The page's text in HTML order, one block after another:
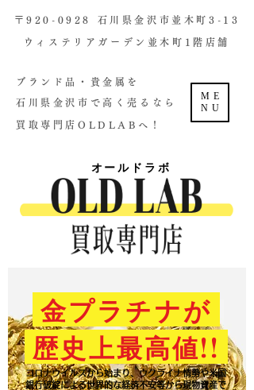
ME
NU
金プラチナが
歴史上最高値!!
コロナウイルスから始まり、ウクライナ情勢や米国
銀行破綻による世界的な経済不安等から現物資産で
​〒920-0928 石川県金沢市並木町3-13
ウィステリアガーデン並木町1階店舗​
ブランド品・貴金属を
石川県金沢市で高く売るなら
買取専門店OLDLABへ！
オールドラボ